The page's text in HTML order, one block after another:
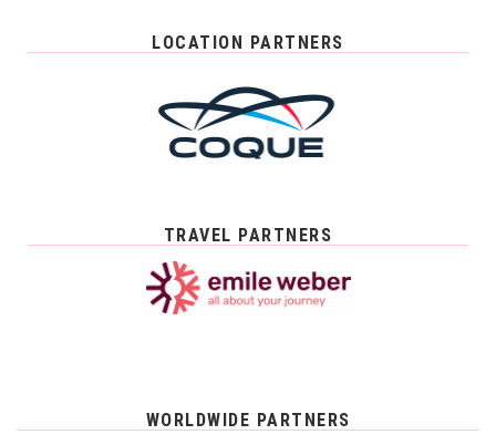
LOCATION PARTNERS
TRAVEL PARTNERS
WORLDWIDE PARTNERS